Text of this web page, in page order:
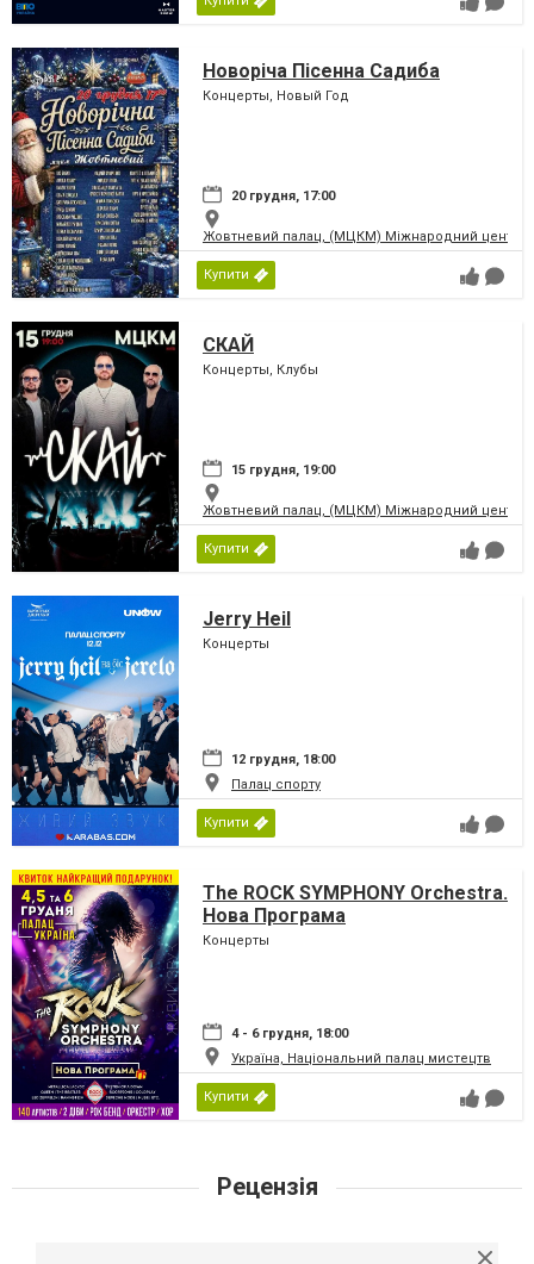
Новоріча Пісенна Садиба
Концерты, Новый Год
20 грудня, 17:00
Жовтневий палац, (МЦКМ) Міжнародний центр
Купити
СКАЙ
Концерты, Клубы
15 грудня, 19:00
Жовтневий палац, (МЦКМ) Міжнародний центр
Купити
Jerry Heil
Концерты
12 грудня, 18:00
Палац спорту
Купити
The ROCK SYMPHONY Orchestra.
Нова Програма
Концерты
4 - 6 грудня, 18:00
Україна, Національний палац мистецтв
Купити
Рецензія